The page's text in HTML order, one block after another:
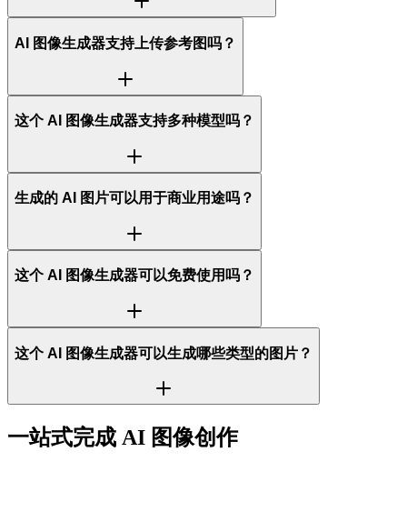
AI 图像生成器支持上传参考图吗？
这个 AI 图像生成器支持多种模型吗？
生成的 AI 图片可以用于商业用途吗？
这个 AI 图像生成器可以免费使用吗？
这个 AI 图像生成器可以生成哪些类型的图片？
一站式完成 AI 图像创作